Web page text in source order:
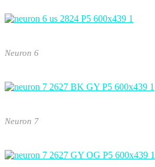
Neuron 6
Neuron 7